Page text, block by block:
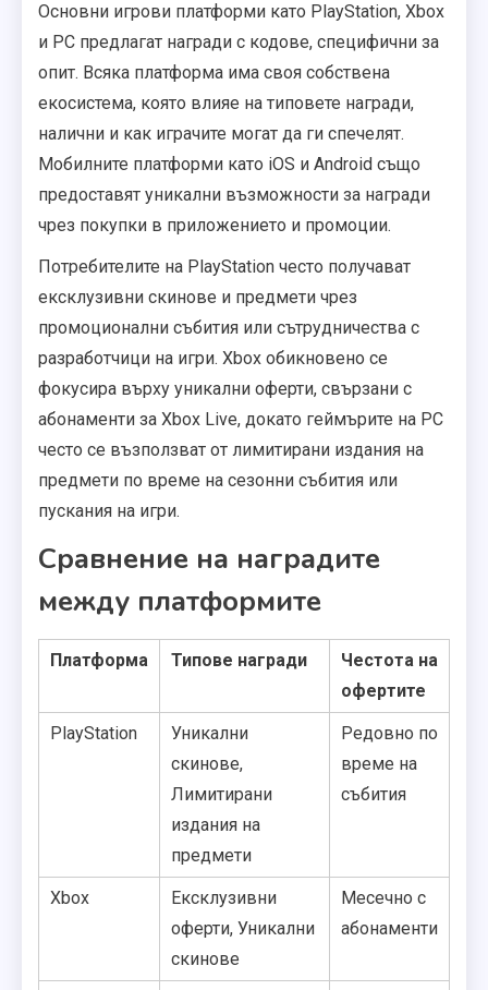
Основни игрови платформи като PlayStation, Xbox
и PC предлагат награди с кодове, специфични за
опит. Всяка платформа има своя собствена
екосистема, която влияе на типовете награди,
налични и как играчите могат да ги спечелят.
Мобилните платформи като iOS и Android също
предоставят уникални възможности за награди
чрез покупки в приложението и промоции.
Потребителите на PlayStation често получават
ексклузивни скинове и предмети чрез
промоционални събития или сътрудничества с
разработчици на игри. Xbox обикновено се
фокусира върху уникални оферти, свързани с
абонаменти за Xbox Live, докато геймърите на PC
често се възползват от лимитирани издания на
предмети по време на сезонни събития или
пускания на игри.
Сравнение на наградите
между платформите
Платформа Типове награди
Честота на
офертите
PlayStation
Уникални
скинове,
Лимитирани
издания на
предмети
Редовно по
време на
събития
Xbox
Ексклузивни
оферти, Уникални
скинове
Месечно с
абонаменти